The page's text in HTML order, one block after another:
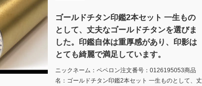
ゴールドチタン印鑑2本セット 一生もの
として、丈夫なゴールドチタンを選びま
した。印鑑自体は重厚感があり、印影は
とても綺麗で満足しています。
ニックネーム：ペペロン注文番号：0126195053商品
名：ゴールドチタン印鑑2本セット 一生ものとして、丈